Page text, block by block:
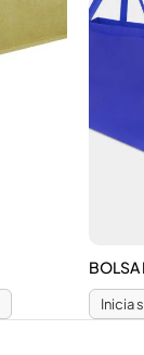
BOLSA
Inicia